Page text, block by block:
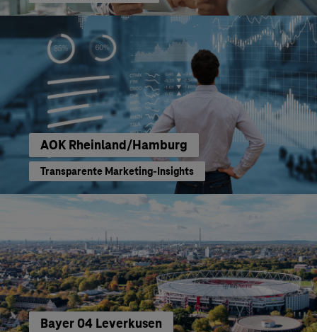
AOK Rheinland/Hamburg
Transparente Marketing-Insights
Bayer 04 Leverkusen